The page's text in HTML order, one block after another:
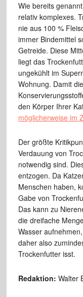
Wie bereits
relativ komplexes.
nie aus 100 %
immer Bindemittel
Getreide. Diese
liegt das
ungekühlt im
Wohnung. Damit
den Körper Ihrer
möglicherweise im
Der größte
Verdauung von
notwendig sind.
entzogen. Da
Menschen haben,
Gabe von
Das kann zu
die dreifache
Wasser
daher also
Trockenfutter isst.
Redaktion: Walter